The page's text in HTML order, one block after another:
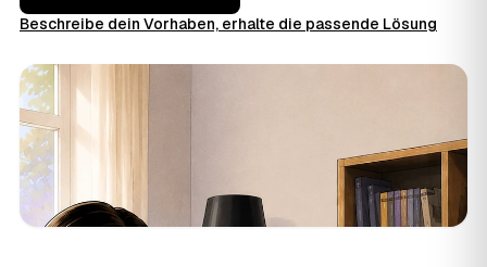
Beschreibe dein Vorhaben, erhalte die passende Lösung